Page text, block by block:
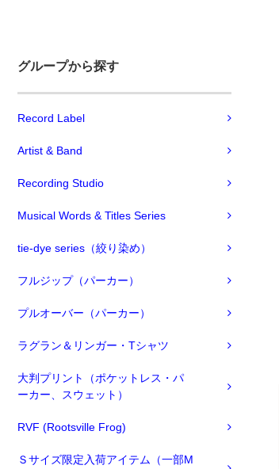
グループから探す
Record Label
Artist & Band
Recording Studio
Musical Words & Titles Series
tie-dye series（絞り染め）
フルジップ（パーカー）
プルオーバー（パーカー）
ラグラン＆リンガー・Tシャツ
大判プリント（ポケットレス・パ
ーカー、スウェット）
RVF (Rootsville Frog)
Ｓサイズ限定入荷アイテム（一部M